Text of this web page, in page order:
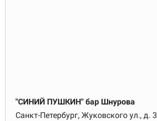
"СИНИЙ ПУШКИН" бар Шнурова
Санкт-Петербург, Жуковского ул., д. 3